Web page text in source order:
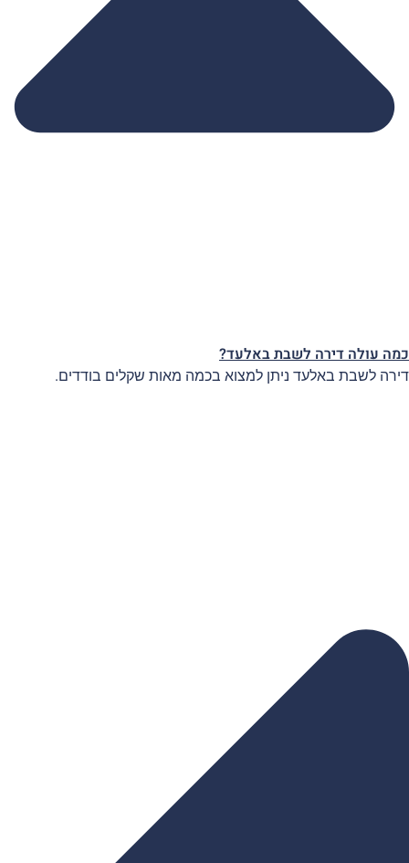
עולה דירה לשבת באלעד?
לשבת באלעד ניתן למצוא בכמה מאות שקלים בודדים.